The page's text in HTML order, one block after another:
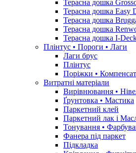
Терасна дошка
Терасна дошка Easy
Терасна дошка
Терасна дошка
Терасна дошка I-
Плінтус • Пороги • Лаги
Лаги брус
Плінтус
Поріжки •
Витратні матеріали
Вирівнювання •
Ґрунтовкa • Мастика
Паркетний клей
Паркетний лак і
Тонування •
Фанера під паркет
Підкладка